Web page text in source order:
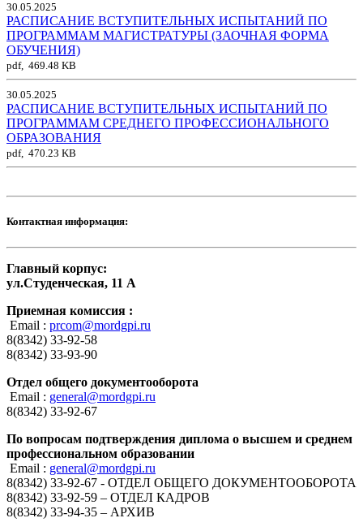
30.05.2025
РАСПИСАНИЕ ВСТУПИТЕЛЬНЫХ ИСПЫТАНИЙ ПО
ПРОГРАММАМ МАГИСТРАТУРЫ (ЗАОЧНАЯ ФОРМА
ОБУЧЕНИЯ)
pdf, 469.48 KB
30.05.2025
РАСПИСАНИЕ ВСТУПИТЕЛЬНЫХ ИСПЫТАНИЙ ПО
ПРОГРАММАМ СРЕДНЕГО ПРОФЕССИОНАЛЬНОГО
ОБРАЗОВАНИЯ
pdf, 470.23 KB
Контактная информация:
Главный корпус:
ул.Студенческая, 11 А
Приемная комиссия :
Email : prcom@mordgpi.ru
8(8342) 33-92-58
8(8342) 33-93-90
Отдел общего документооборота
Email : general@mordgpi.ru
8(8342) 33-92-67
По вопросам подтверждения диплома о высшем и среднем
профессиональном образовании
Email : general@mordgpi.ru
8(8342) 33-92-67 - ОТДЕЛ ОБЩЕГО ДОКУМЕНТООБОРОТА
8(8342) 33-92-59 – ОТДЕЛ КАДРОВ
8(8342) 33-94-35 – АРХИВ